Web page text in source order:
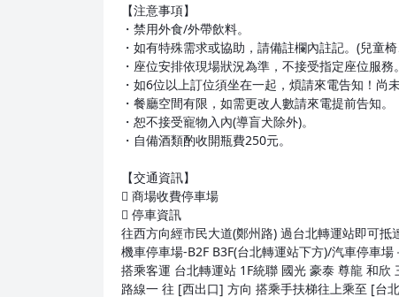
【注意事項】
・禁用外食/外帶飲料。
・如有特殊需求或協助，請備註欄內註記。(兒童
・座位安排依現場狀況為準，不接受指定座位服務。
・如6位以上訂位須坐在一起，煩請來電告知！尚
・餐廳空間有限，如需更改人數請來電提前告知。
・恕不接受寵物入內(導盲犬除外)。
・自備酒類酌收開瓶費250元。
【交通資訊】
 商場收費停車場
 停車資訊
往西方向經市民大道(鄭州路) 過台北轉運站即可
機車停車場-B2F B3F(台北轉運站下方)/汽車停車場
搭乘客運 台北轉運站 1F統聯 國光 豪泰 尊龍 和
路線一 往 [西出口] 方向 搭乘手扶梯往上乘至 [台